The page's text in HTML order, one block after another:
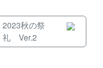
2023秋の祭
礼 Ver.2